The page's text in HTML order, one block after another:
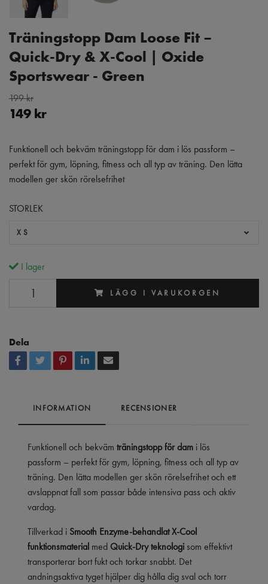
Träningstopp Dam Loose Fit –
Quick-Dry & X-Cool | Oxide
Sportswear - Green
199 kr
149 kr
Funktionell och bekväm träningstopp för dam i lös passform –
perfekt för gym, löpning, fitness och all typ av träning. Den lätta
modellen ger skön rörelsefrihet
STORLEK
XS
I lager
LÄGG I VARUKORGEN
Dela
INFORMATION RECENSIONER
Funktionell och bekväm träningstopp för dam i lös
passform – perfekt för gym, löpning, fitness och all typ av
träning. Den lätta modellen ger skön rörelsefrihet och ett
avslappnat fall som passar både intensiva pass och aktiv
vardag.
Tillverkad i Smooth Enzyme-behandlat X-Cool
funktionsmaterial med Quick-Dry teknologi som effektivt
transporterar bort fukt och torkar snabbt. Det
andningsaktiva tyget hjälper dig hålla dig sval och torr